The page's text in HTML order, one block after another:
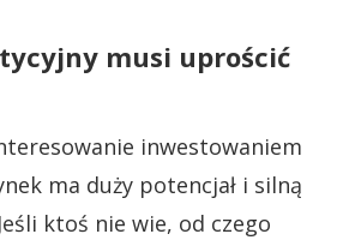
musi uprościć
inwestowaniem
ma duży potencjał i silną
ktoś nie wie, od czego